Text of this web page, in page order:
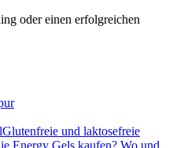
oder einen erfolgreichen
Glutenfreie und laktosefreie
Energy Gels kaufen? Wo und